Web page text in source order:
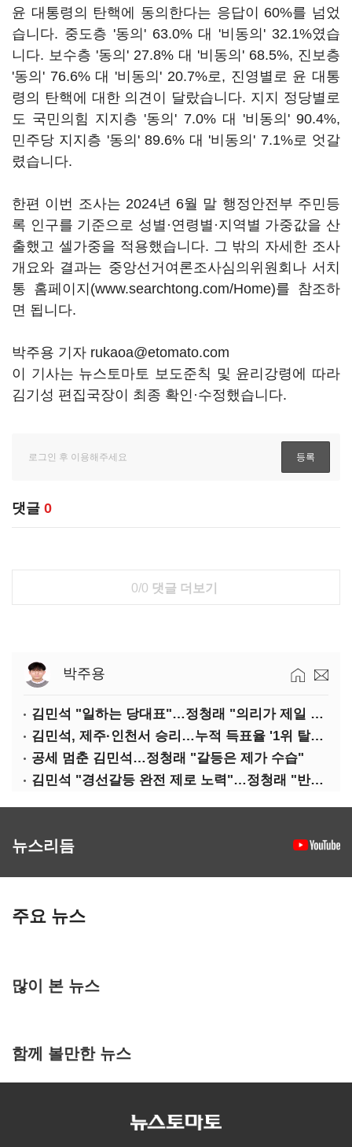
윤 대통령의 탄핵에 동의한다는 응답이 60%를 넘었
습니다. 중도층 '동의' 63.0% 대 '비동의' 32.1%였습
니다. 보수층 '동의' 27.8% 대 '비동의' 68.5%, 진보층
'동의' 76.6% 대 '비동의' 20.7%로, 진영별로 윤 대통
령의 탄핵에 대한 의견이 달랐습니다. 지지 정당별로
도 국민의힘 지지층 '동의' 7.0% 대 '비동의' 90.4%,
민주당 지지층 '동의' 89.6% 대 '비동의' 7.1%로 엇갈
렸습니다.
한편 이번 조사는 2024년 6월 말 행정안전부 주민등
록 인구를 기준으로 성별·연령별·지역별 가중값을 산
출했고 셀가중을 적용했습니다. 그 밖의 자세한 조사
개요와 결과는 중앙선거여론조사심의위원회나 서치
통 홈페이지(www.searchtong.com/Home)를 참조하
면 됩니다.
박주용 기자 rukaoa@etomato.com
이 기사는 뉴스토마토 보도준칙 및 윤리강령에 따라
김기성 편집국장이 최종 확인·수정했습니다.
댓글 0
0/0 댓글 더보기
박주용
김민석 "일하는 당대표"…정청래 "의리가 제일 중요"
김민석, 제주·인천서 승리…누적 득표율 '1위 탈환'(종합)
공세 멈춘 김민석…정청래 "갈등은 제가 수습"
김민석 "경선갈등 완전 제로 노력"…정청래 "반명 공세 사과부터"
뉴스리듬
주요 뉴스
많이 본 뉴스
함께 볼만한 뉴스